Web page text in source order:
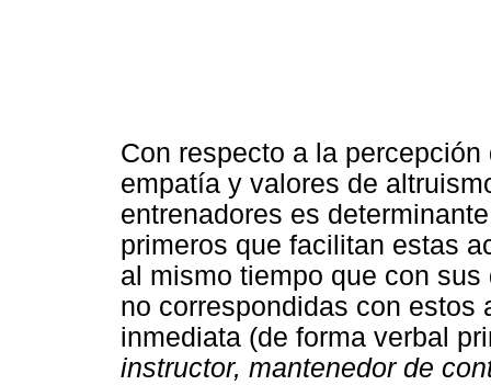
Con respecto a la
empatía y valores de
entrenadores es
primeros que facilitan estas
al mismo tiempo que con
no correspondidas con estos
inmediata (de forma verbal
instructor, mantenedor de